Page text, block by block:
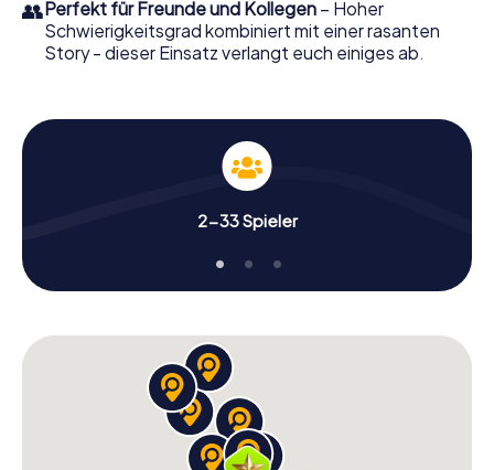
👥Perfekt für Freunde und Kollegen – Hoher
Schwierigkeitsgrad kombiniert mit einer rasanten
Story - dieser Einsatz verlangt euch einiges ab.
2-33 Spieler